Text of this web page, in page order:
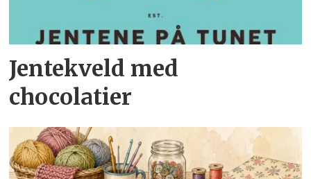
Jentekveld med
chocolatier